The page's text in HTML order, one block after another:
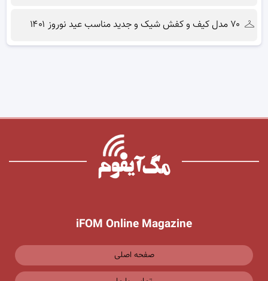
۷۰ مدل کیف و کفش شیک و جدید مناسب عید نوروز ۱۴۰۱
iFOM Online Magazine
صفحه اصلی